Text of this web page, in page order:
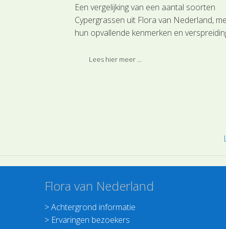
Een vergelijking van een aantal soorten
Cypergrassen uit Flora van Nederland,
hun opvallende kenmerken en
Lees hier meer ...
Flora van Nederland
>Achtergrond informatie
> Ervaringen bezoekers